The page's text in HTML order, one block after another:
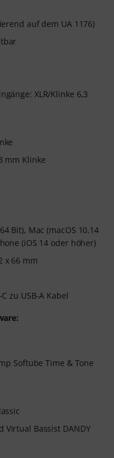
auf dem UA 1176)
XLR/Klinke 6,3
mm Klinke
Bit), Mac (macOS 10.14
(iOS 14 oder höher)
x 66 mm
zu USB-A Kabel
Softube Time & Tone
Virtual Bassist DANDY